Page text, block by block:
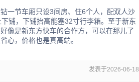
一节车厢只设3间房、住6个人，配双人沙
铺，下铺抬高能塞32寸行李箱。至于新东
像是新东方快车的合作方，可以在那儿了
心，价格也是真高端。
发表于2026-06-18